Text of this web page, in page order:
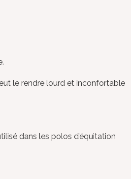
le rendre lourd et inconfortable
dans les polos d’équitation